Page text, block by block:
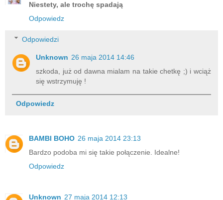
Niestety, ale trochę spadają
Odpowiedz
Odpowiedzi
Unknown 26 maja 2014 14:46
szkoda, już od dawna mialam na takie chetkę ;) i wciąż
się wstrzymuję !
Odpowiedz
BAMBI BOHO 26 maja 2014 23:13
Bardzo podoba mi się takie połączenie. Idealne!
Odpowiedz
Unknown 27 maja 2014 12:13